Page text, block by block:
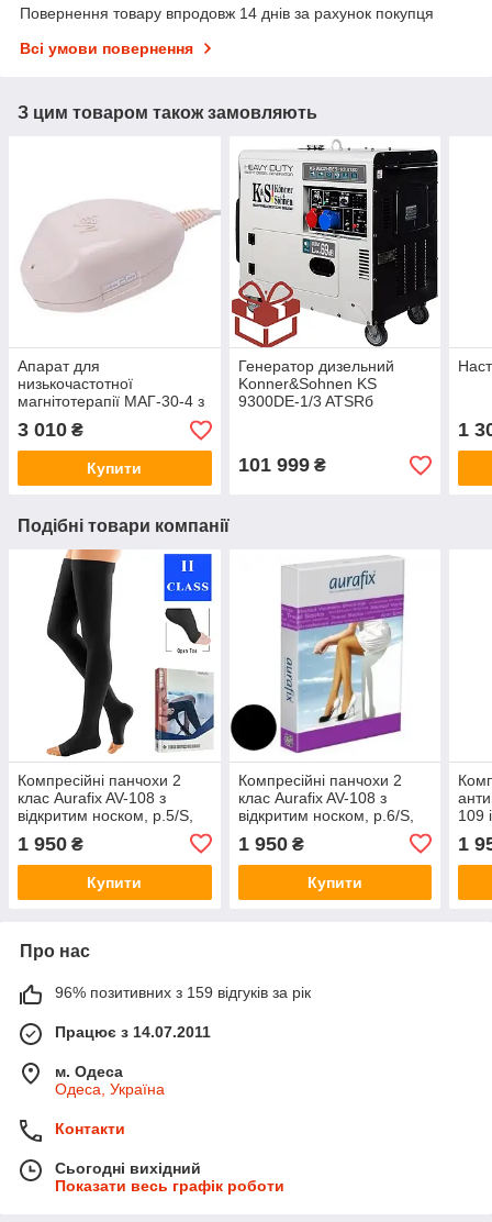
Повернення товару впродовж 14 днів за рахунок покупця
Всі умови повернення
З цим товаром також замовляють
Апарат для
низькочастотної
магнітотерапії МАГ-30-4 з
таймером
3 010 ₴
Купити
Генератор дизельний
Konner&Sohnen KS
9300DE-1/3 ATSRб
101 999₴
1
Подібні товари компанії
Компресійні панчохи 2
клас Aurafix AV-108 з
відкритим носком, р.5/S,
1 950 ₴
Купити
Компресійні панчохи 2
клас Aurafix AV-108 з
відкритим носком, р.6/S,
1 950₴
Купити
109
1
Про нас
96% позитивних з 159 відгуків за рік
Працює з 14.07.2011
м. Одеса
Одеса, Україна
Контакти
Сьогодні вихідний
Показати весь графік роботи